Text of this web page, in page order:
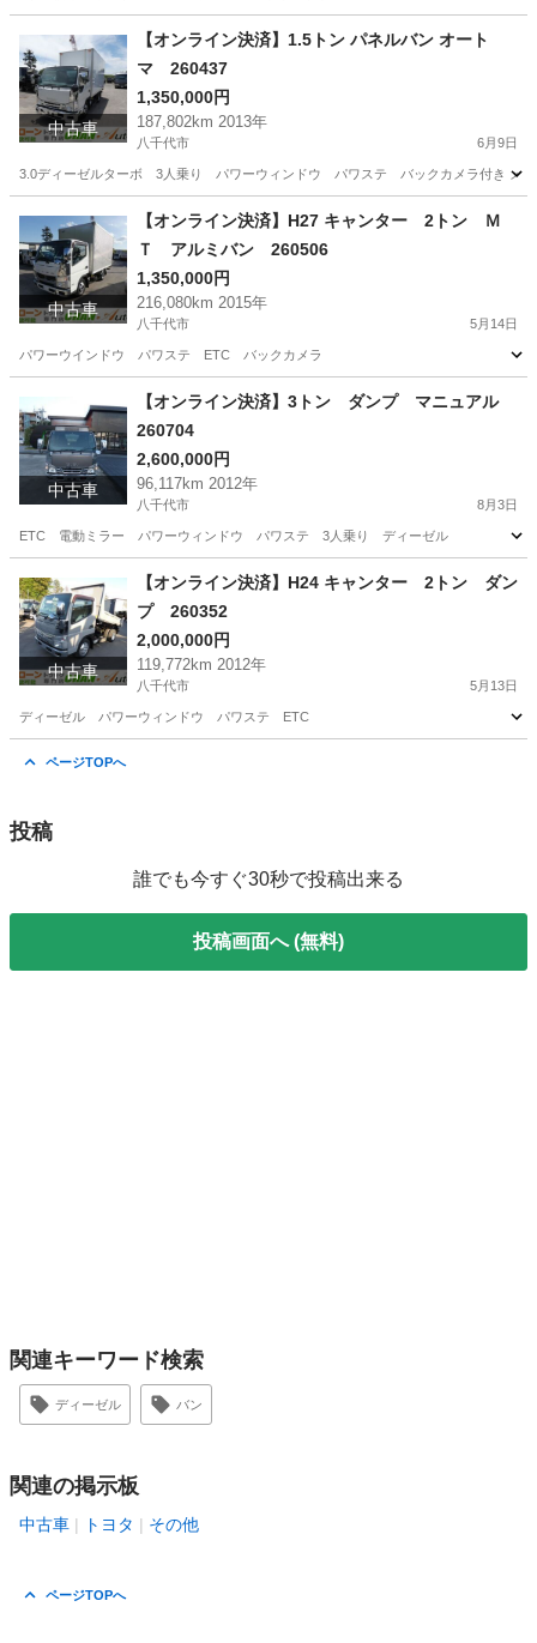
その他 エルフ
中古車
【オンライン決済】1.5トン パネルバン オート
マ 260437
1,350,000円
187,802km 2013年
八千代市 6月9日
3.0ディーゼルターボ 3人乗り パワーウィンドウ パワステ バックカメラ付き メッ
その他 パネルバン
中古車
【オンライン決済】H27 キャンター 2トン Ｍ
Ｔ アルミバン 260506
1,350,000円
216,080km 2015年
八千代市 5月14日
パワーウインドウ パワステ ETC バックカメラ
その他
中古車
【オンライン決済】3トン ダンプ マニュアル
260704
2,600,000円
96,117km 2012年
八千代市 8月3日
ETC 電動ミラー パワーウィンドウ パワステ 3人乗り ディーゼル
その他 ディーゼル
中古車
【オンライン決済】H24 キャンター 2トン ダン
プ 260352
2,000,000円
119,772km 2012年
八千代市 5月13日
ディーゼル パワーウィンドウ パワステ ETC
ページTOPへ
投稿
誰でも今すぐ30秒で投稿出来る
投稿画面へ (無料)
関連キーワード検索
ディーゼル バン
関連の掲示板
中古車 トヨタ その他
ページTOPへ